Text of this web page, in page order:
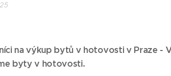
na výkup bytů v hotovosti v Praze -
byty v hotovosti.